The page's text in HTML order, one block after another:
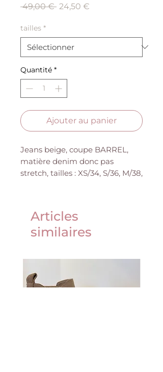
49,00 € Prix
24,50 €
tailles *
Quantité *
Ajouter au panier
Jeans beige, coupe BARREL,
matière denim donc pas
stretch, tailles : XS/34, S/36, M/38,
Valérie mesure 1m62 et porte
Articles
similaires